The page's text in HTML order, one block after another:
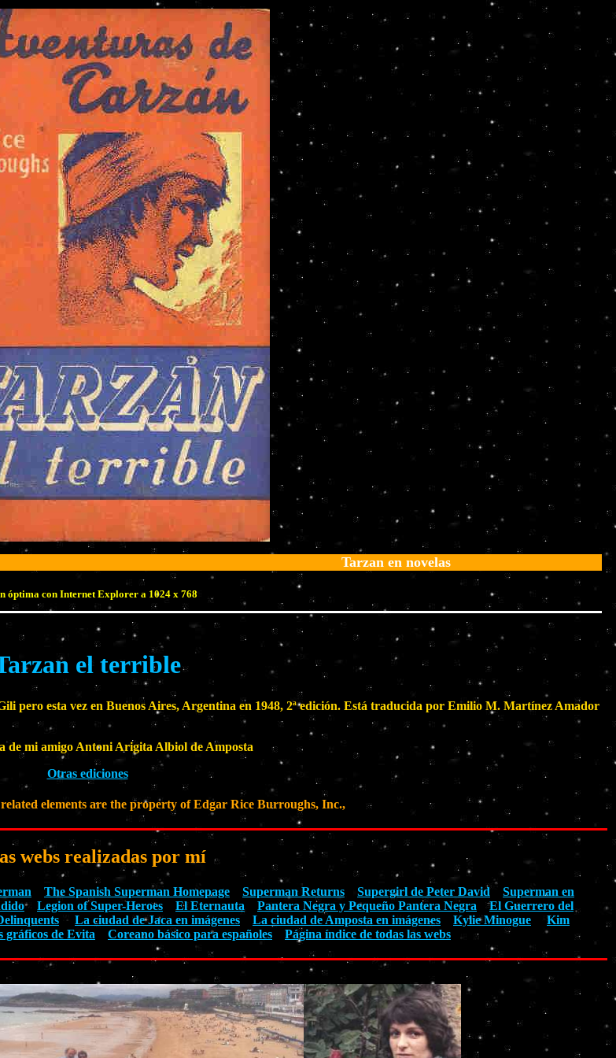
Tarzan en novelas
óptima con Internet Explorer a 1024 x 768
el terrible
pero esta vez en Buenos Aires, Argentina en 1948, 2ª edición. Está traducida por Emilio M. Martínez Amador
de mi amigo Antoni Arigita Albiol de Amposta
Otras ediciones
elements are the property of Edgar Rice Burroughs, Inc.,
webs realizadas por mí
The Spanish Superman Homepage Superman Returns Supergirl de Peter David
Superman en
Legion of Super-Heroes El Eternauta Pantera Negra y Pequeño Pantera Negra
El Guerrero del
La ciudad de Jaca en imágenes La ciudad de Amposta en imágenes Kylie Minogue
Kim
gráficos de Evita Coreano básico para españoles Página índice de todas las webs